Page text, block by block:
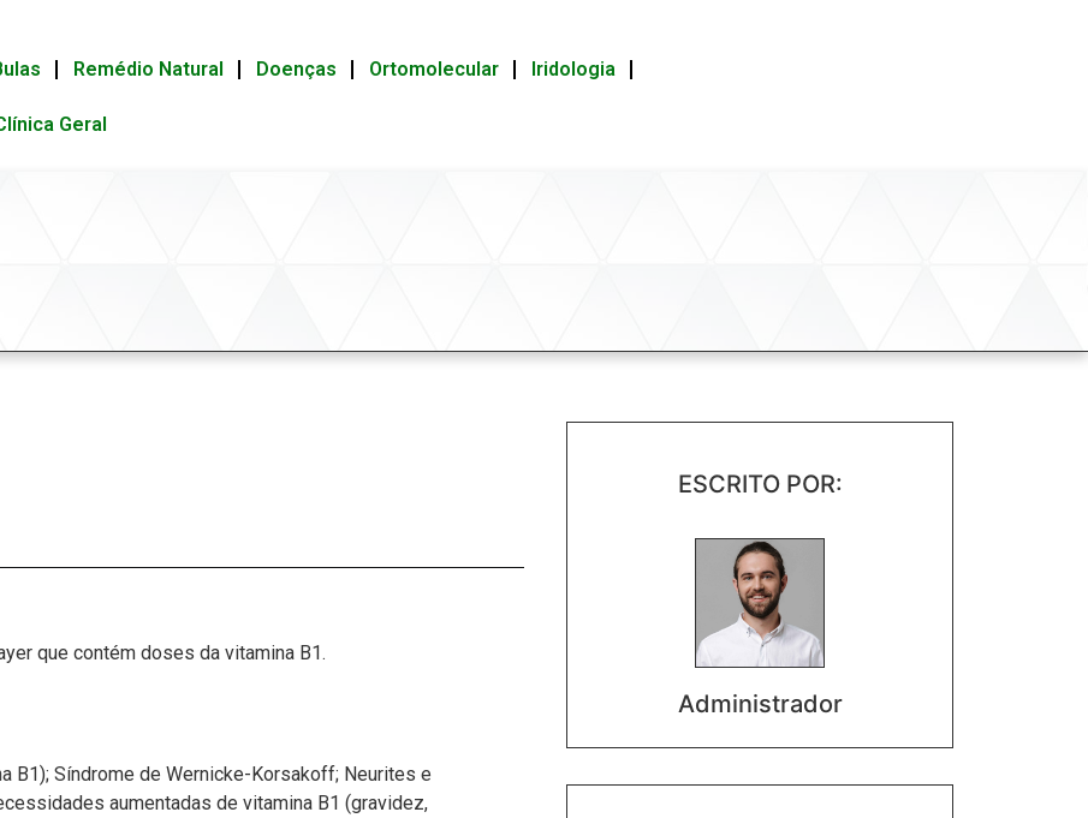
Remédio Natural Doenças Ortomolecular Iridologia
Geral
que contém doses da vitamina B1.
B1); Síndrome de Wernicke-Korsakoff; Neurites e
aumentadas de vitamina B1 (gravidez,
ESCRITO POR:
Administrador